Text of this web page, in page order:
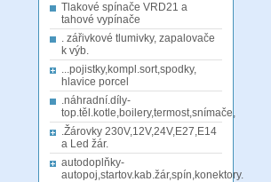
Tlakové spínače VRD21 a
tahové vypínače
. zářivkové tlumivky, zapalovače
k výb.
...pojistky,kompl.sort,spodky,
hlavice porcel
.náhradní.díly-
top.těl.kotle,boilery,termost,snímače,
.Žárovky 230V,12V,24V,E27,E14
a Led žár.
autodoplňky-
autopoj,startov.kab.žár,spín,konektory.